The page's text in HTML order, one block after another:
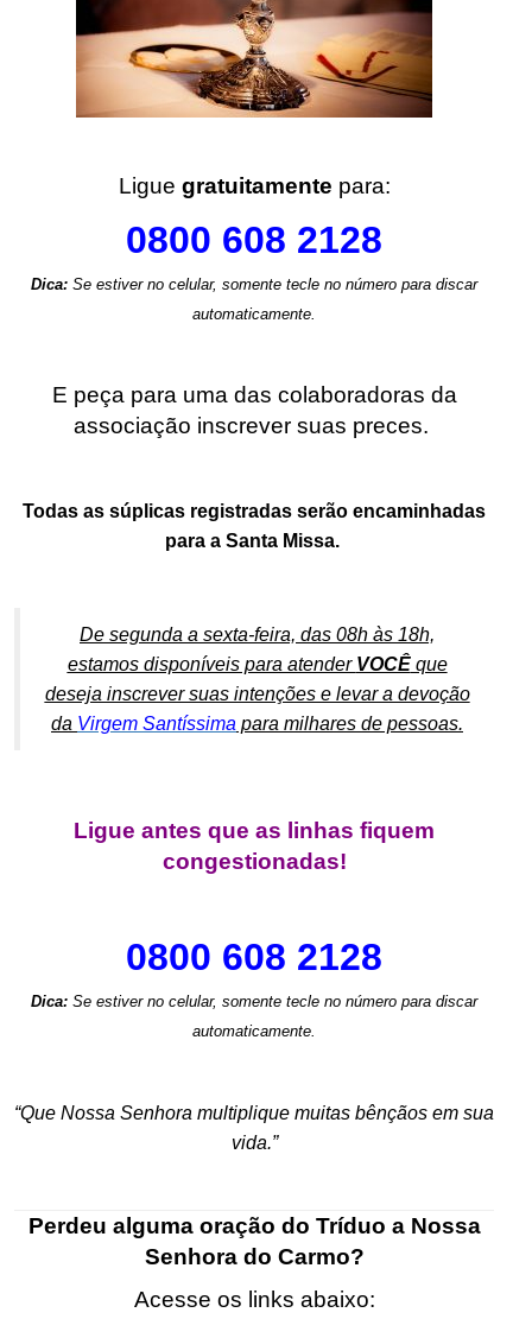
Ligue gratuitamente para:
0800 608 2128
Dica: Se estiver no celular, somente tecle no número para discar
automaticamente.
E peça para uma das colaboradoras da
associação inscrever suas preces.
Todas as súplicas registradas serão encaminhadas
para a Santa Missa.
De segunda a sexta-feira, das 08h às 18h,
estamos disponíveis para atender VOCÊque
deseja inscrever suas intenções e levar a devoção
da Virgem Santíssima para milhares de pessoas.
Ligue antes que as linhas fiquem
congestionadas!
0800 608 2128
Dica: Se estiver no celular, somente tecle no número para discar
automaticamente.
“Que Nossa Senhora multiplique muitas bênçãos em sua
vida.”
Perdeu alguma oração do Tríduo a Nossa
Senhora do Carmo?
Acesse os links abaixo: